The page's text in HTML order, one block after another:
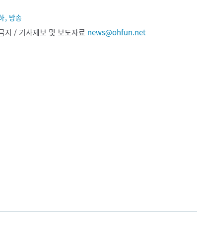
, 방송
지 / 기사제보 및 보도자료 news@ohfun.net